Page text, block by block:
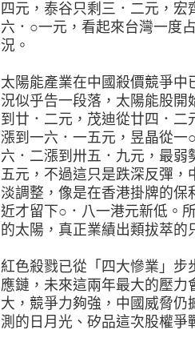
四元，泰谷只剩三．二元，
六．○一元，看起來台灣一度
況。
太陽能產業在中國殺價競爭
況似乎告一段落，太陽能股
到廿．二元，茂迪從廿四．
漲到一六．一五元，昱晶從
六．二漲到卅五．九元，最
五元，不過這只是跌深反彈
淡調整，像是在香港掛牌的
近才留下○．八一港元新低。
的太陽，真正業績出類拔萃的
紅色殺戮已從「四大慘業」
應鏈，未來這兩年最大的壓
大，競爭力夠強，中國威脅
測的日月光、矽品這次股權